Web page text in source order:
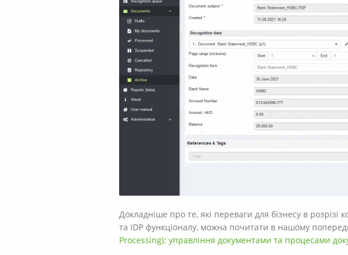
Докладніше про те, які переваги для бізнесу в
та IDP функціоналу, можна почитати в нашому
Processing): управління документами та процесами